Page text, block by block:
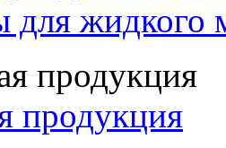
для жидкого
продукция